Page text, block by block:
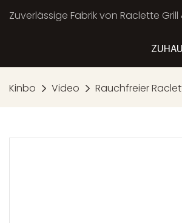
Zuverlässige Fabrik von Raclette
Kinbo Video Rauchfreier